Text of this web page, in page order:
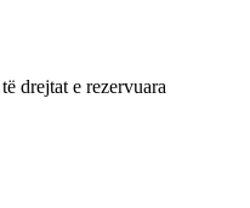
drejtat e rezervuara